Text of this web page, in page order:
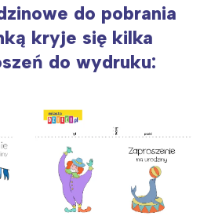
do pobrania
kryje się kilka
do wydruku: